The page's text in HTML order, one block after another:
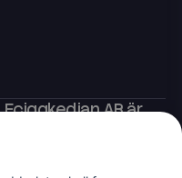
Eciggkedjan AB är
som engångsvape,